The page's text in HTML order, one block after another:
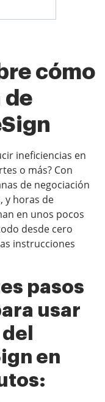
cómo
de
ineficiencias en
o más? Con
de negociación
y horas de
en unos pocos
desde cero
instrucciones
pasos
usar
en